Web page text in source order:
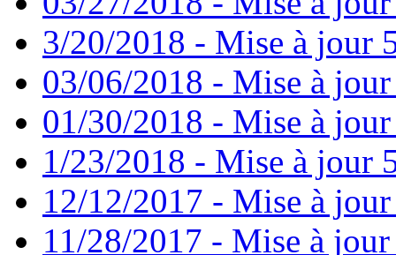
3/20/2018 - Mise à jour
03/06/2018 - Mise à
01/30/2018 - Mise à
1/23/2018 - Mise à jour
12/12/2017 - Mise à
11/28/2017 - Mise à